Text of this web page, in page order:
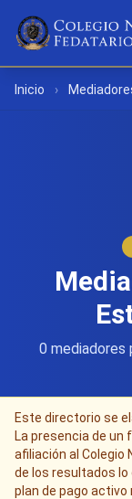
Inicio ›
0 mediadores
Este directorio se
La presencia de un
afiliación al Colegio
de los resultados lo
plan de pago activo